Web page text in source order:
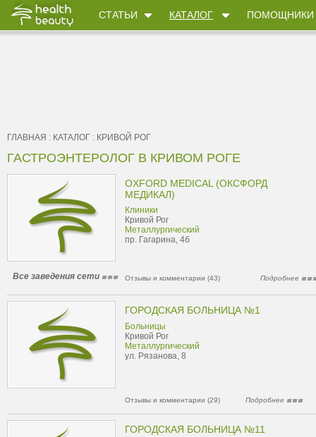
СТАТЬИ КАТАЛОГ ПОМОЩНИКИ
ГЛАВНАЯ : КАТАЛОГ : КРИВОЙ РОГ
ГАСТРОЭНТЕРОЛОГ В КРИВОМ РОГЕ
OXFORD MEDICAL (ОКСФОРД
МЕДИКАЛ)
Клиники
Кривой Рог
Металлургический
пр. Гагарина, 4б
Все заведения сети Отзывы и комментарии (43) Подробнее
ГОРОДСКАЯ БОЛЬНИЦА №1
Больницы
Кривой Рог
Металлургический
ул. Рязанова, 8
Отзывы и комментарии (29) Подробнее
ГОРОДСКАЯ БОЛЬНИЦА №11